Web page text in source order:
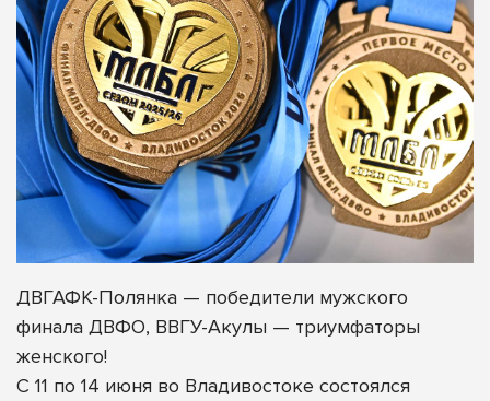
ДВГАФК-Полянка — победители мужского
финала ДВФО, ВВГУ-Акулы — триумфаторы
женского!
С 11 по 14 июня во Владивостоке состоялся